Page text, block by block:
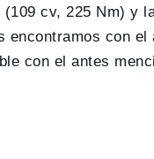
cv, 225 Nm) y
encontramos con
con el antes